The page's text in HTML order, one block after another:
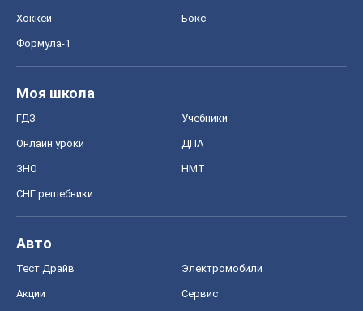
Хоккей Бокс
Формула-1
Моя школа
ГДЗ Учебники
Онлайн уроки ДПА
ЗНО НМТ
СНГ решебники
Авто
Тест Драйв Электромобили
Акции Сервис